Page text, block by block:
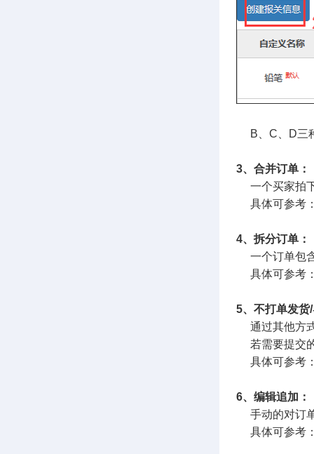
B、C、D三
3、合并订单：
一个买家拍
具体可参考
4、拆分订单：
一个订单包
具体可参考
5、不打单发货
通过其他方
若需要提交的
具体可参考
6、编辑追加：
手动的对订
具体可参考